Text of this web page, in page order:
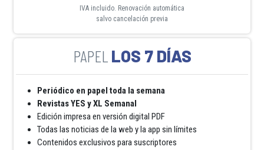
IVA incluido. Renovación automática
salvo cancelación previa
LOS 7 DÍAS
Periódico en papel toda la semana
Revistas YES y XL Semanal
Edición impresa en versión digital PDF
Todas las noticias de la web y la app sin límites
Contenidos exclusivos para suscriptores